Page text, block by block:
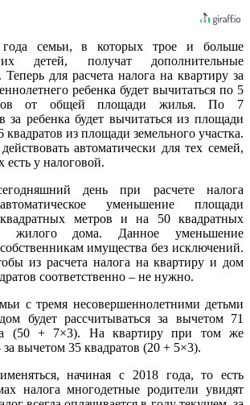
семьи, в которых трое и больше
детей, получат дополнительные
для расчета налога на квартиру за
ребенка будет вычитаться по 5
от общей площади жилья. По 7
за ребенка будет вычитаться из площади
из площади земельного участка.
автоматически для тех семей,
есть у налоговой.
день при расчете налога
уменьшение площади
метров и на 50 квадратных
жилого дома. Данное уменьшение
имущества без исключений.
из расчета налога на квартиру и дом
соответственно – не нужно.
с тремя несовершеннолетними детьми
будет рассчитываться за вычетом 71
(50 + 7×3). На квартиру при том же
за вычетом 35 квадратов (20 + 5×3).
начиная с 2018 года, то есть
налога многодетные родители увидят